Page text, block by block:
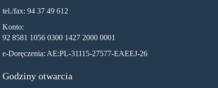
tel./fax: 94 37 49 612
Konto:
92 8581 1056 0300 1427 2000 0001
e-Doręczenia: AE:PL-31115-27577-EAEEJ-26
Godziny otwarcia